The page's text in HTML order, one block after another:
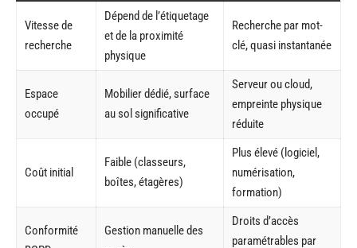
Vitesse de
recherche
Dépend de l’étiquetage
et de la proximité
physique
Recherche par mot-
clé, quasi instantanée
Espace
occupé
Mobilier dédié, surface
au sol significative
Serveur ou cloud,
empreinte physique
réduite
Coût initial
Faible (classeurs,
boîtes, étagères)
Plus élevé (logiciel,
numérisation,
formation)
Conformité
Gestion manuelle des
Droits d’accès
paramétrables par